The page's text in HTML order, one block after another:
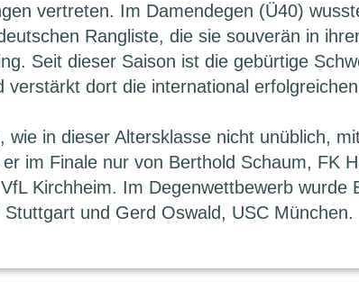
vertreten. Im Damendegen (Ü40)
Rangliste, die sie souverän in
Seit dieser Saison ist die gebürtige
verstärkt dort die international
wie in dieser Altersklasse nicht unüblich,
im Finale nur von Berthold Schaum, FK
Kirchheim. Im Degenwettbewerb
und Gerd Oswald, USC München.